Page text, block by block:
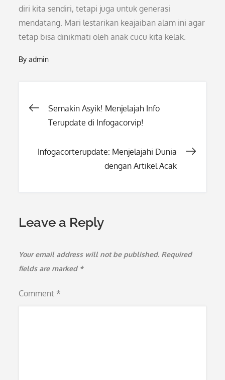
diri kita sendiri, tetapi juga untuk generasi
mendatang. Mari lestarikan keajaiban alam ini agar
tetap bisa dinikmati oleh anak cucu kita kelak.
Byadmin
Post
Semakin Asyik! Menjelajah Info
Terupdate di Infogacorvip!
Infogacorterupdate: Menjelajahi Dunia
dengan Artikel Acak
Leave a Reply
Your email address will not be published. Required
fields are marked *
Comment *